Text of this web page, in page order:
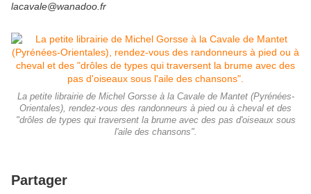
lacavale@wanadoo.fr
La petite librairie de Michel Gorsse à la Cavale de Mantet (Pyrénées-
Orientales), rendez-vous des randonneurs à pied ou à cheval et des
"drôles de types qui traversent la brume avec des pas d'oiseaux sous
l'aile des chansons".
Partager